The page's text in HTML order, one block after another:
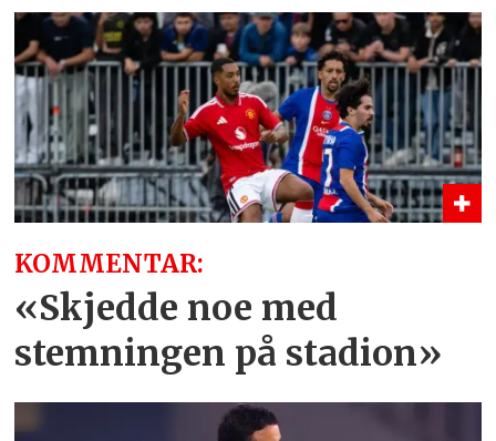
KOMMENTAR:
«Skjedde noe med
stemningen på stadion»